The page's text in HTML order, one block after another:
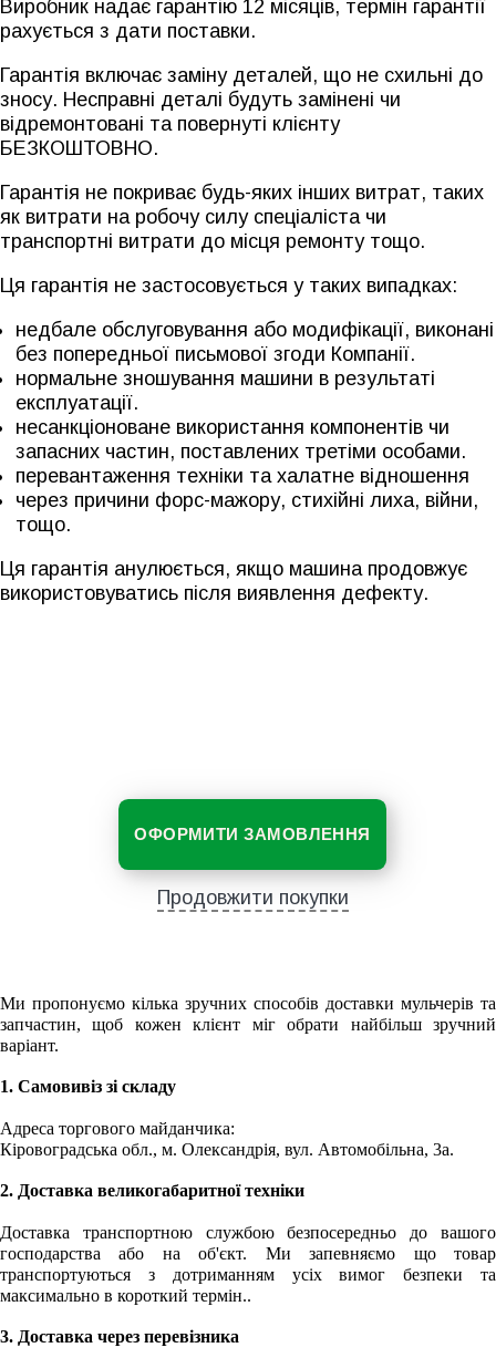
Виробник надає гарантію 12 місяців, термін гарантії
рахується з дати поставки.
Гарантія включає заміну деталей, що не схильні до
зносу. Несправні деталі будуть замінені чи
відремонтовані та повернуті клієнту
БЕЗКОШТОВНО.
Гарантія не покриває будь-яких інших витрат, таких
як витрати на робочу силу спеціаліста чи
транспортні витрати до місця ремонту тощо.
Ця гарантія не застосовується у таких випадках:
недбале обслуговування або модифікації, виконані
без попередньої письмової згоди Компанії.
нормальне зношування машини в результаті
експлуатації.
несанкціоноване використання компонентів чи
запасних частин, поставлених третіми особами.
перевантаження техніки та халатне відношення
через причини форс-мажору, стихійні лиха, війни,
тощо.
Ця гарантія анулюється, якщо машина продовжує
використовуватись після виявлення дефекту.
ОФОРМИТИ ЗАМОВЛЕННЯ
Продовжити покупки
Ми пропонуємо кілька зручних способів доставки мульчерів та
запчастин, щоб кожен клієнт міг обрати найбільш зручний
варіант.
1. Самовивіз зі складу
Адреса торгового майданчика:
Кіровоградська обл., м. Олександрія, вул. Автомобільна, 3а.
2. Доставка великогабаритної техніки
Доставка транспортною службою безпосередньо до вашого
господарства або на об'єкт. Ми запевняємо що товар
транспортуються з дотриманням усіх вимог безпеки та
максимально в короткий термін..
3. Доставка через перевізника